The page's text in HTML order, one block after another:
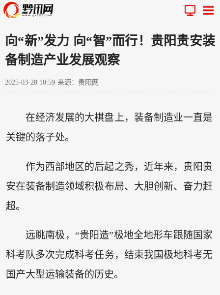
向“新”发力 向“智”而行！贵阳贵安装
备制造产业发展观察
2025-03-28 10:59 来源：贵阳网
在经济发展的大棋盘上，装备制造业一直是
关键的落子处。
作为西部地区的后起之秀，近年来，贵阳贵
安在装备制造领域积极布局、大胆创新、奋力赶
超。
远眺南极，“贵阳造”极地全地形车跟随国家
科考队多次完成科考任务，结束我国极地科考无
国产大型运输装备的历史。